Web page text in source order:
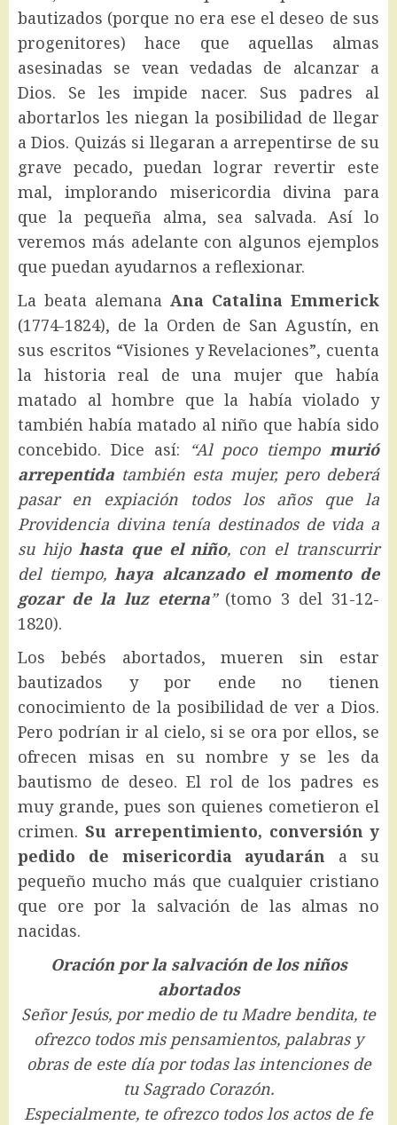
bautizados (porque no era ese el deseo de sus
progenitores) hace que aquellas almas
asesinadas se vean vedadas de alcanzar a
Dios. Se les impide nacer. Sus padres al
abortarlos les niegan la posibilidad de llegar
a Dios. Quizás si llegaran a arrepentirse de su
grave pecado, puedan lograr revertir este
mal, implorando misericordia divina para
que la pequeña alma, sea salvada. Así lo
veremos más adelante con algunos ejemplos
que puedan ayudarnos a reflexionar.
La beata alemana Ana Catalina Emmerick
(1774-1824), de la Orden de San Agustín, en
sus escritos “Visiones y Revelaciones”, cuenta
la historia real de una mujer que había
matado al hombre que la había violado y
también había matado al niño que había sido
concebido. Dice así:
“Al poco tiempo murió
arrepentida también esta mujer, pero deberá
pasar en expiación todos los años que la
Providencia divina tenía destinados de vida a
su hijo hasta que el niño, con el transcurrir
del tiempo,haya alcanzado el momento de
gozar de la luz eterna”(tomo 3 del 31-12-
1820).
Los bebés abortados, mueren sin estar
bautizados y por ende no tienen
conocimiento de la posibilidad de ver a Dios.
Pero podrían ir al cielo, si se ora por ellos, se
ofrecen misas en su nombre y se les da
bautismo de deseo. El rol de los padres es
muy grande, pues son quienes cometieron el
crimen.Su arrepentimiento, conversión y
pedido de misericordia ayudarán a su
pequeño mucho más que cualquier cristiano
que ore por la salvación de las almas no
nacidas.
Oración por la salvación de los niños
abortados
Señor Jesús, por medio de tu Madre bendita, te
ofrezco todos mis pensamientos, palabras y
obras de este día por todas las intenciones de
tu Sagrado Corazón.
Especialmente, te ofrezco todos los actos de fe